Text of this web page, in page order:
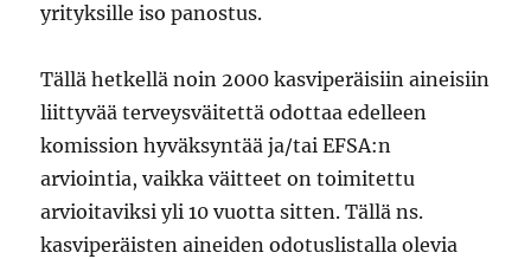
yrityksille iso panostus.
Tällä hetkellä noin 2000 kasviperäisiin aineisiin
liittyvää terveysväitettä odottaa edelleen
komission hyväksyntää ja/tai EFSA:n
arviointia, vaikka väitteet on toimitettu
arvioitaviksi yli 10 vuotta sitten. Tällä ns.
kasviperäisten aineiden odotuslistalla olevia